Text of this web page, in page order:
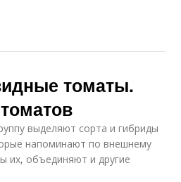
томаты.
выделяют сорта и гибриды
напоминают по внешнему
их, объединяют и другие